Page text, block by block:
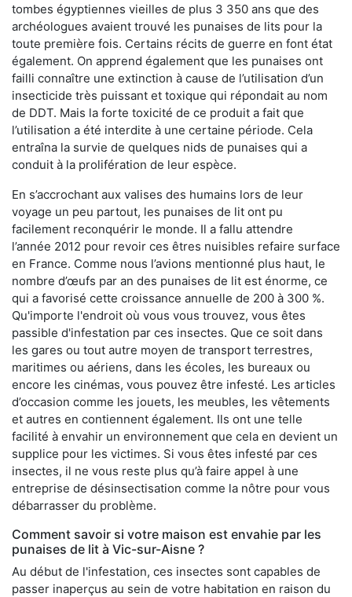
tombes égyptiennes vieilles de plus 3 350 ans que des
archéologues avaient trouvé les punaises de lits pour la
toute première fois. Certains récits de guerre en font état
également. On apprend également que les punaises ont
failli connaître une extinction à cause de l’utilisation d’un
insecticide très puissant et toxique qui répondait au nom
de DDT. Mais la forte toxicité de ce produit a fait que
l’utilisation a été interdite à une certaine période. Cela
entraîna la survie de quelques nids de punaises qui a
conduit à la prolifération de leur espèce.
En s’accrochant aux valises des humains lors de leur
voyage un peu partout, les punaises de lit ont pu
facilement reconquérir le monde. Il a fallu attendre
l’année 2012 pour revoir ces êtres nuisibles refaire surface
en France. Comme nous l’avions mentionné plus haut, le
nombre d’œufs par an des punaises de lit est énorme, ce
qui a favorisé cette croissance annuelle de 200 à 300 %.
Qu'importe l'endroit où vous vous trouvez, vous êtes
passible d'infestation par ces insectes. Que ce soit dans
les gares ou tout autre moyen de transport terrestres,
maritimes ou aériens, dans les écoles, les bureaux ou
encore les cinémas, vous pouvez être infesté. Les articles
d’occasion comme les jouets, les meubles, les vêtements
et autres en contiennent également. Ils ont une telle
facilité à envahir un environnement que cela en devient un
supplice pour les victimes. Si vous êtes infesté par ces
insectes, il ne vous reste plus qu’à faire appel à une
entreprise de désinsectisation comme la nôtre pour vous
débarrasser du problème.
Comment savoir si votre maison est envahie par les
punaises de lit à Vic-sur-Aisne ?
Au début de l'infestation, ces insectes sont capables de
passer inaperçus au sein de votre habitation en raison du